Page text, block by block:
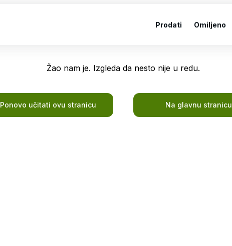
Prodati Omiljeno
Žao nam je. Izgleda da nesto nije u redu.
Ponovo učitati ovu stranicu Na glavnu stranicu